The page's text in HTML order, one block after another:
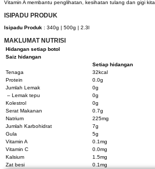
Vitamin A membantu penglihatan, kesihatan tulang dan gigi kita
ISIPADU PRODUK
Isipadu Produk : 340g | 500g | 2.3l
MAKLUMAT NUTRISI
Hidangan setiap botol
Saiz hidangan
Setiap hidangan
Tenaga
32kcal
Protein
0.0g
Jumlah Lemak
0g
– Lemak tepu
0g
Kolestrol
0g
Serat Makanan
0.7g
Natrium
225mg
Jumlah Karbohidrat
7g
Gula
5g
Vitamin A
0.1mg
Vitamin C
0.0mg
Kalsium
1.5mg
Zat besi
0.1mg